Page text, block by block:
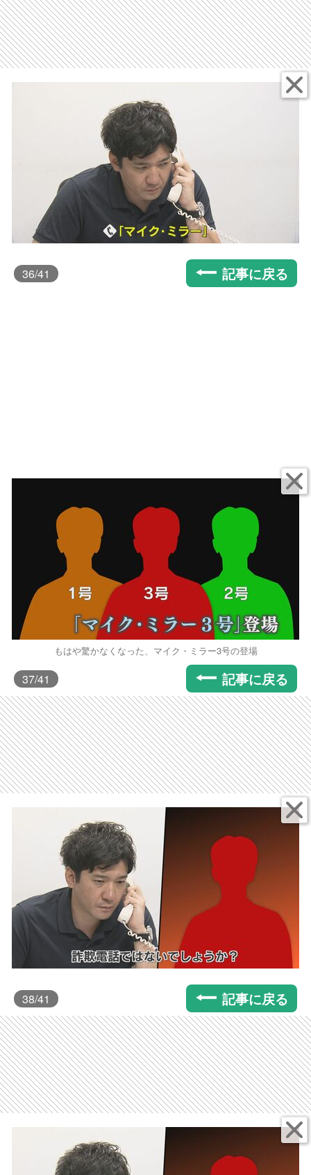
36/41 記事に戻る
もはや驚かなくなった、マイク・ミラー3号の登場
37/41 記事に戻る
38/41 記事に戻る